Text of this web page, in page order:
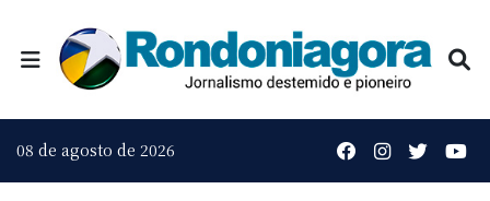
08 de agosto de 2026